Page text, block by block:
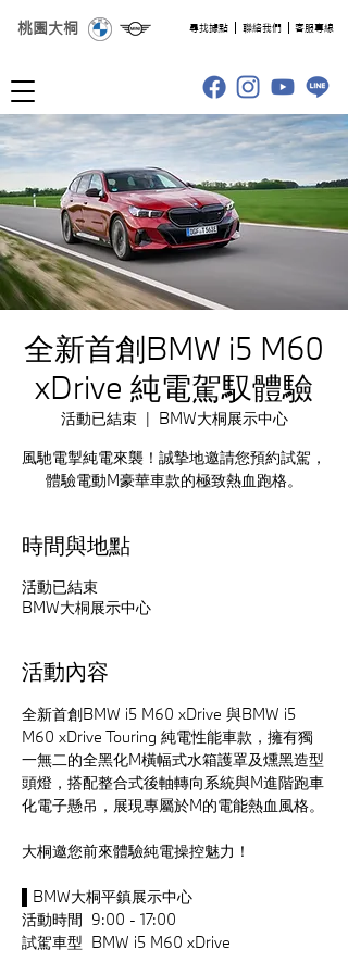
桃園大桐 ​尋找據點 聯絡我們 客服專線
全新首創BMW i5 M60
xDrive 純電駕馭體驗
活動已結束 BMW大桐展示中心
風馳電掣純電來襲！誠摯地邀請您預約試駕，
體驗電動M豪華車款的極致熱血跑格。
時間與地點
活動已結束
BMW大桐展示中心
活動內容
全新首創BMW i5 M60 xDrive 與BMW i5
M60 xDrive Touring 純電性能車款，擁有獨
一無二的全黑化M橫幅式水箱護罩及燻黑造型
頭燈，搭配整合式後軸轉向系統與M進階跑車
化電子懸吊，展現專屬於M的電能熱血風格。
大桐邀您前來體驗純電操控魅力！
▌BMW大桐平鎮展示中心
活動時間  9:00 - 17:00
試駕車型  BMW i5 M60 xDrive